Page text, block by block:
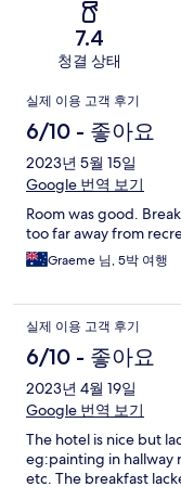
7.4
청결 상태
이
용
후
기
실제 이용 고객 후기
6/10 - 좋아요
2023년 5월 15일
Google 번역 보기
Room was good.
too far away from
Graeme 님, 5박 여행
실제 이용 고객 후기
6/10 - 좋아요
2023년 4월 19일
Google 번역 보기
The hotel is nice but
eg:painting in hallway
etc. The breakfast